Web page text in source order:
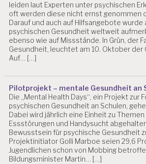
leiden laut Experten unter psychischen
oft werden diese nicht ernst genommen
Darauf und auch auf Hilfsangebote wurde
psychischen Gesundheit weltweit
ebenso wie auf Missstände. In Grün, der
Gesundheit, leuchtet am 10. Oktober der
Auf… […]
Pilotprojekt – mentale Gesundheit an
Die „Mental Health Days“, ein Projekt zur
psychischen Gesundheit an Schulen,
Dabei wird jährlich eine Einheit zu
Essstörungen und Handysucht
Bewusstsein für psychische Gesundheit
Projektinitiator Golli Marboe seien 29,6
Jugendlichen schon von Mobbing
Bildungsminister Martin… […]